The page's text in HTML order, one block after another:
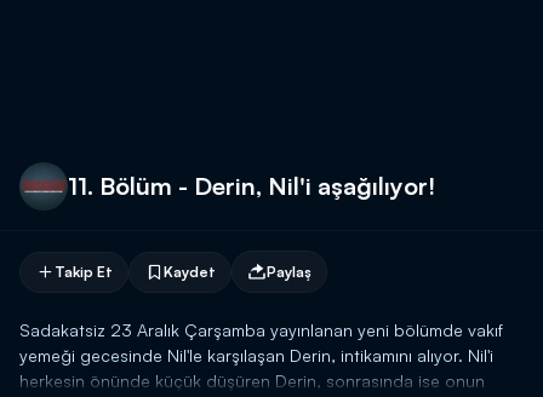
11. Bölüm - Derin, Nil'i aşağılıyor!
Takip Et Kaydet Paylaş
Sadakatsiz 23 Aralık Çarşamba yayınlanan yeni bölümde vakıf
yemeği gecesinde Nil'le karşılaşan Derin, intikamını alıyor. Nil'i
herkesin önünde küçük düşüren Derin, sonrasında ise onun